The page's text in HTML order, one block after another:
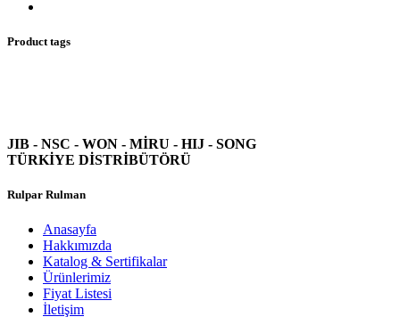
Product tags
JIB - NSC - WON - MİRU - HIJ - SONG
TÜRKİYE DİSTRİBÜTÖRÜ
Rulpar Rulman
Anasayfa
Hakkımızda
Katalog & Sertifikalar
Ürünlerimiz
Fiyat Listesi
İletişim